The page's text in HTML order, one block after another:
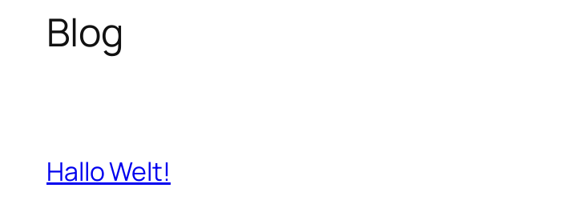
Blog
Hallo Welt!